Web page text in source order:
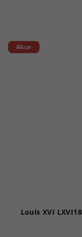
Akce
Louis XVI